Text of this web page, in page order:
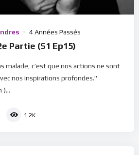
4 Années Passés
Partie (S1 Ep15)
malade, c’est que nos actions ne sont
nos inspirations profondes."
)...
1.2K